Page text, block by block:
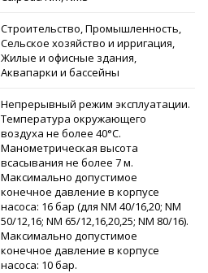
Строительство, Промышленность,
Сельское хозяйство и ирригация,
Жилые и офисные здания,
Аквапарки и бассейны
Непрерывный режим эксплуатации.
Температура окружающего
воздуха не более 40°C.
Манометрическая высота
всасывания не более 7 м.
Максимально допустимое
конечное давление в корпусе
насоса: 16 бар (для NM 40/16,20; NM
50/12,16; NM 65/12,16,20,25; NM 80/16).
Максимально допустимое
конечное давление в корпусе
насоса: 10 бар.